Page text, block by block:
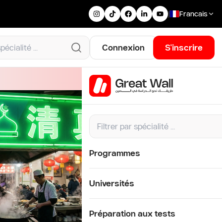
| Francais
Connexion S'inscrire
Programmes
Universités
Préparation aux tests